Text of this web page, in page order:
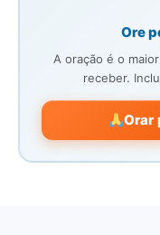
Ore
A oração é o
receber.
Orar